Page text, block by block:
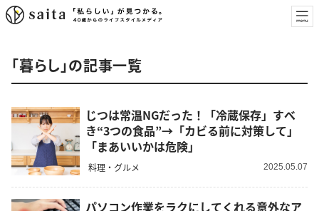
「暮らし」の記事一覧
じつは常温NGだった！「冷蔵保存」すべ
き“3つの食品”→「カビる前に対策して」
「まあいいかは危険」
料理・グルメ 2025.05.07
パソコン作業をラクにしてくれる意外なア